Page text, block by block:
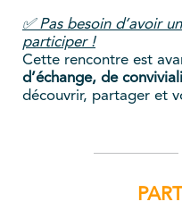
✅ Pas besoin d’avoir
participer !
Cette rencontre est
d’échange, de
découvrir, partager et